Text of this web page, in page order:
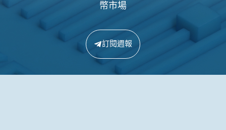
幣市場
訂閱週報